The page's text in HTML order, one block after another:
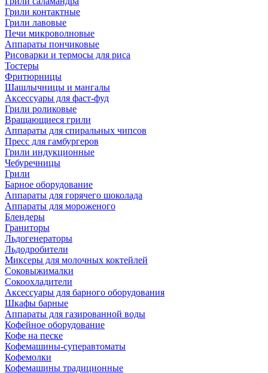
Грили контактные
Грили лавовые
Печи микроволновые
Аппараты пончиковые
Рисоварки и термосы для риса
Тостеры
Фритюрницы
Шашлычницы и мангалы
Аксессуары для фаст-фуд
Грили роликовые
Вращающиеся грили
Аппараты для спиральных чипсов
Пресс для гамбургеров
Грили индукционные
Чебуречницы
Грили
Барное оборудование
Аппараты для горячего шоколада
Аппараты для мороженого
Блендеры
Граниторы
Льдогенераторы
Льдодробители
Миксеры для молочных коктейлей
Соковыжималки
Сокоохладители
Аксессуары для барного оборудования
Шкафы барные
Аппараты для газированной воды
Кофейное оборудование
Кофе на песке
Кофемашины-суперавтоматы
Кофемолки
Кофемашины традиционные